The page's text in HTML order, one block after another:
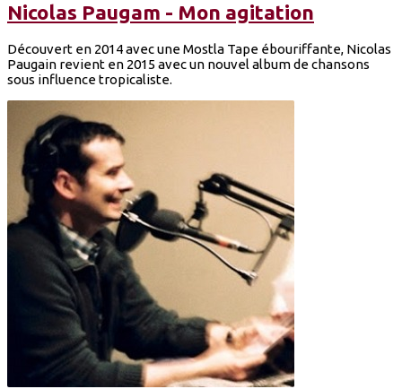
Nicolas Paugam - Mon agitation
Découvert en 2014 avec une Mostla Tape ébouriffante, Nicolas
Paugain revient en 2015 avec un nouvel album de chansons
sous influence tropicaliste.